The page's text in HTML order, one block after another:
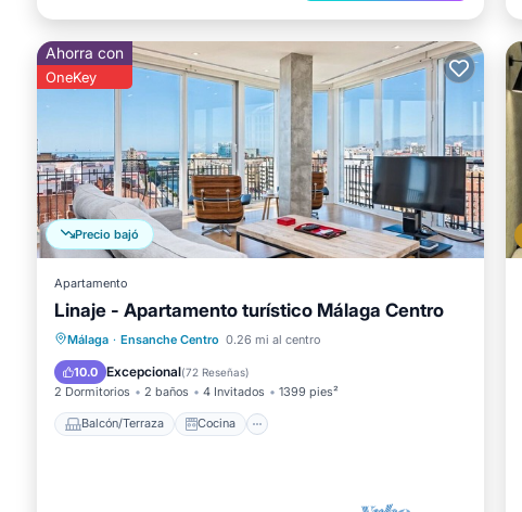
Precio bajó
Ahorra con
OneKey
Apartamento
Linaje - Apartamento turístico Málaga Centro
Málaga · Ensanche Centro 0.26 mi al centro
10.0 Excepcional(72 Reseñas)
2 Dormitorios 2 baños 4 Invitados 1399 pies²
Balcón/Terraza Cocina
Balcón/Terraza
Cocina
Aire acondicionado